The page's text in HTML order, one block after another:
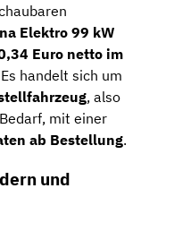
Elektro 99 kW
Euro netto im
handelt sich um
, also
mit einer
ab Bestellung.
und